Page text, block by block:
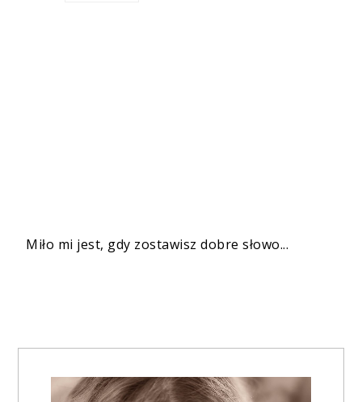
Miło mi jest, gdy zostawisz dobre słowo...